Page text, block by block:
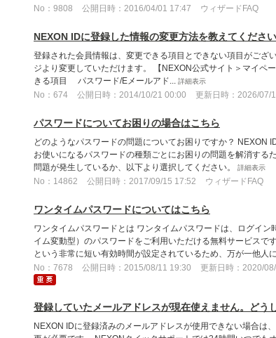
No：9808 公開日時：2016/04/01 17:47 ウィザードFAQ
NEXON IDに登録した情報の変更方法を教えてください
登録された会員情報は、変更できる項目とできない項目がござ
ジより変更していただけます。 【NEXON公式サイト＞マイペ
きる項目 パスワード/Eメールアド... 詳細表示
No：674 公開日時：2014/10/21 00:00 更新日時：2026/07/
パスワードについてお困りの場合はこちら
どのようなパスワードの問題についてお困りですか？ NEXON
お使いになるパスワードの種類ごとにお困りの問題を解消する
問題が発生しているか、以下より選択してください。
詳細表示
No：14862 公開日時：2017/09/15 17:52 ウィザードFAQ
ワンタイムパスワードについてはこちら
ワンタイムパスワードとは ワンタイムパスワードは、ログイ
イム変動型）のパスワードをご利用いただける無料サービスで
という非常に短い有効時間が設定されているため、万が一他人
No：7678 公開日時：2015/08/11 19:30 更新日時：2020/
登録していたメールアドレスが現在使えません。どう
NEXON IDに登録済みのメールアドレスが使用できない場合は